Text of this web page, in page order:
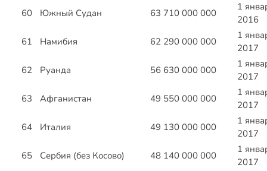
60
Южный Судан 63 710 000 000
1
2016
61
Намибия 62 290 000 000
1
2017
62
Руанда 56 630 000 000
1
2017
63
Афганистан 49 550 000 000
1
2017
64
Италия 49 130 000 000
1
2017
65
Сербия (без Косово) 48 140 000 000
1
2017